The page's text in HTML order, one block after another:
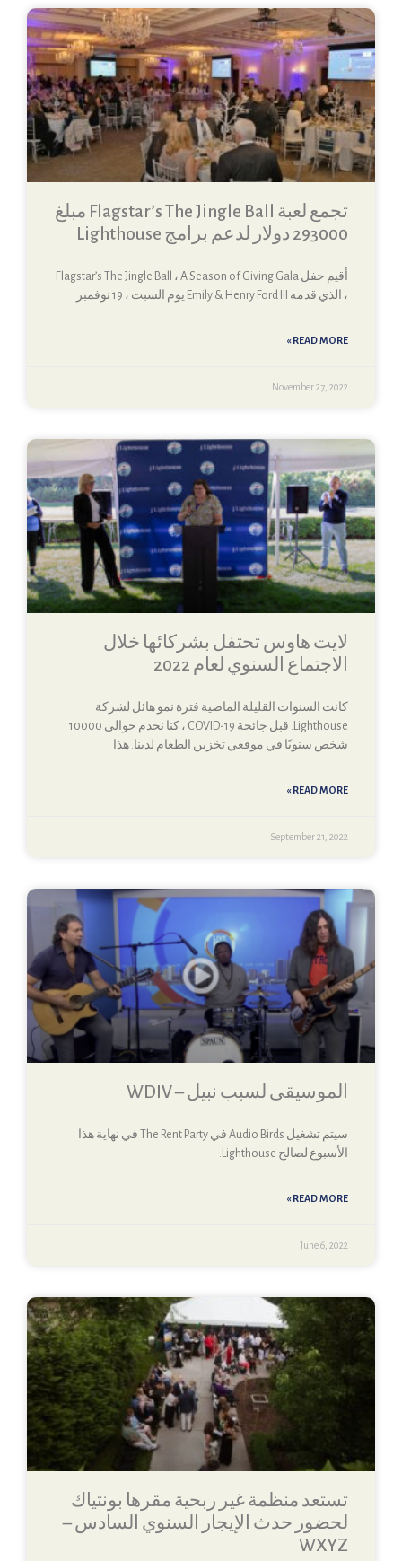
تجمع لعبة Flagstar’s The Jingle Ball مبلغ
293000 دولار لدعم برامج Lighthouse
أقيم حفل Flagstar’s The Jingle Ball ، A Season of Giving Gala
، الذي قدمه Emily & Henry Ford III يوم السبت ، 19 نوفمبر
READ MORE »
November 27, 2022
لايت هاوس تحتفل بشركائها خلال
الاجتماع السنوي لعام 2022
كانت السنوات القليلة الماضية فترة نمو هائل لشركة
Lighthouse. قبل جائحة COVID-19 ، كنا نخدم حوالي 10000
شخص سنويًا في موقعي تخزين الطعام لدينا. هذا
READ MORE »
September 21, 2022
الموسيقى لسبب نبيل – WDIV
سيتم تشغيل Audio Birds في The Rent Party في نهاية هذا
الأسبوع لصالح Lighthouse.
READ MORE »
June 6, 2022
تستعد منظمة غير ربحية مقرها بونتياك
لحضور حدث الإيجار السنوي السادس –
WXYZ